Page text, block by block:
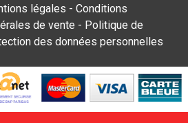
légales -Conditions
de vente - Politique de
des données personnelles